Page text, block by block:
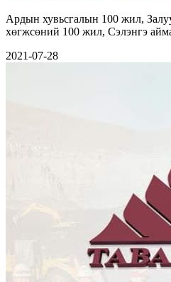
Ардын хувьсгалын 100 жил,
хөгжсөний 100 жил, Сэлэнгэ
2021-07-28